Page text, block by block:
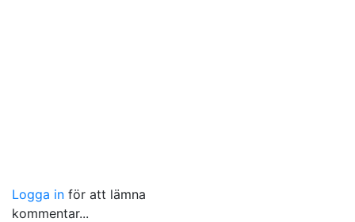
Logga in för att lämna
kommentar...